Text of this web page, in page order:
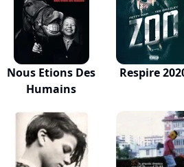
Nous Etions Des
Humains
Respire